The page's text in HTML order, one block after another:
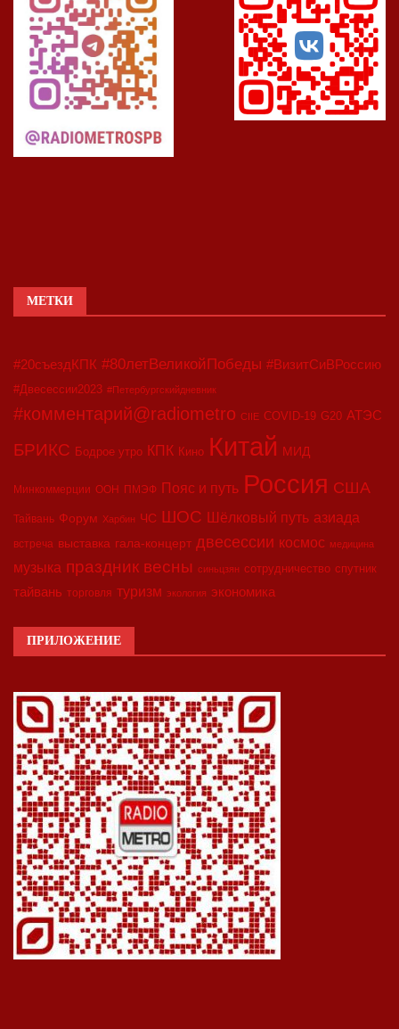
МЕТКИ
#20съездКПК #80летВеликойПобеды #ВизитСиВРоссию
#Двесессии2023 #Петербургскийдневник
#комментарий@radiometro CIIE COVID-19 G20 АТЭС
БРИКС Бодрое утро КПК Кино Китай МИД
Минкоммерции ООН ПМЭФ Пояс и путь Россия США
Тайвань Форум Харбин ЧС ШОС Шёлковый путь азиада
встреча выставка гала-концерт двесессии космос медицина
музыка праздник весны синьцзян сотрудничество спутник
тайвань торговля туризм экология экономика
ПРИЛОЖЕНИЕ